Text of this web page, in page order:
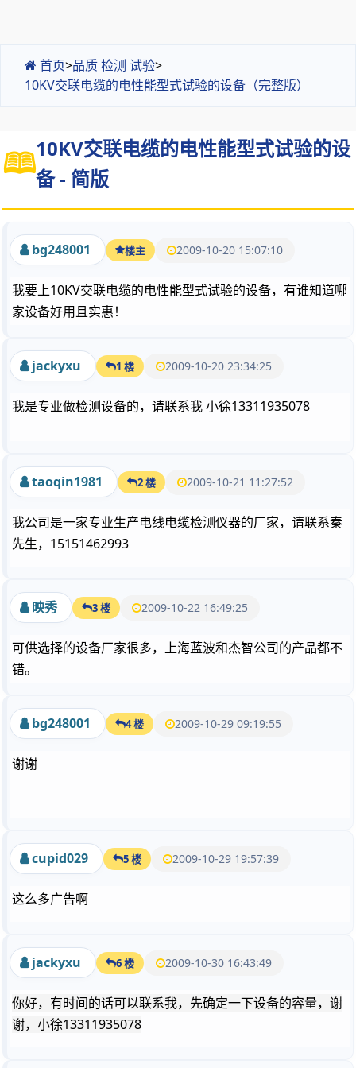
首页>品质 检测 试验>
10KV交联电缆的电性能型式试验的设备（完整版）
10KV交联电缆的电性能型式试验的设
备 - 简版
bg248001 楼主 2009-10-20 15:07:10
我要上10KV交联电缆的电性能型式试验的设备，有谁知道哪
家设备好用且实惠！
jackyxu 1 楼 2009-10-20 23:34:25
我是专业做检测设备的，请联系我 小徐13311935078
taoqin1981 2 楼 2009-10-21 11:27:52
我公司是一家专业生产电线电缆检测仪器的厂家，请联系秦
先生，15151462993
映秀 3 楼 2009-10-22 16:49:25
可供选择的设备厂家很多，上海蓝波和杰智公司的产品都不
错。
bg248001 4 楼 2009-10-29 09:19:55
谢谢
cupid029 5 楼 2009-10-29 19:57:39
这么多广告啊
jackyxu 6 楼 2009-10-30 16:43:49
你好，有时间的话可以联系我，先确定一下设备的容量，谢
谢，小徐13311935078